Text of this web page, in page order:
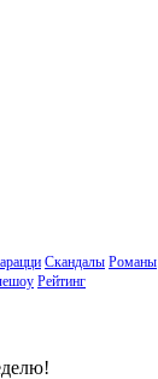
Скандалы Романы
Рейтинг